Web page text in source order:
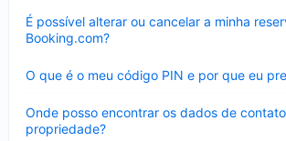
É possível alterar ou cancelar a minha
Booking.com?
Contraído
O que é o meu código PIN e por que eu
Onde posso encontrar os dados de
propriedade?